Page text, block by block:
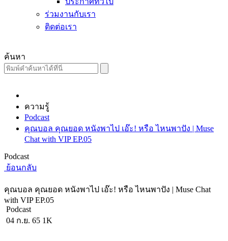
ร่วมงานกับเรา
ติดต่อเรา
ค้นหา
ความรู้
Podcast
คุณบอล คุณยอด หนังพาไป เอ๊ะ! หรือ ไหนพาปัง | Muse
Chat with VIP EP.05
Podcast
ย้อนกลับ
คุณบอล คุณยอด หนังพาไป เอ๊ะ! หรือ ไหนพาปัง | Muse Chat
with VIP EP.05
Podcast
04 ก.ย. 65 1K